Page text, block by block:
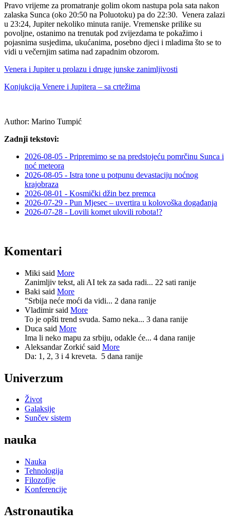
Pravo vrijeme za promatranje golim okom nastupa pola sata nakon
zalaska Sunca (oko 20:50 na Poluotoku) pa do 22:30. Venera zalazi
u 23:24, Jupiter nekoliko minuta ranije. Vremenske prilike su
povoljne, ostanimo na trenutak pod zvijezdama te pokažimo i
pojasnima susjedima, ukućanima, posebno djeci i mladima što se to
vidi u večernjim satima nad zapadnim obzorom.
Venera i Jupiter u prolazu i druge junske zanimljivosti
Konjukcija Venere i Jupitera – sa crtežima
Author: Marino Tumpić
Zadnji tekstovi:
2026-08-05 - Pripremimo se na predstojeću pomrčinu Sunca i
noć meteora
2026-08-05 - Istra tone u potpunu devastaciju noćnog
krajobraza
2026-08-01 - Kosmički džin bez premca
2026-07-29 - Pun Mjesec – uvertira u kolovoška događanja
2026-07-28 - Lovili komet ulovili robota!?
Komentari
Miki said More
Zanimljiv tekst, ali AI tek za sada radi... 22 sati ranije
Baki said More
"Srbija neće moći da vidi... 2 dana ranije
Vladimir said More
To je opšti trend svuda. Samo neka... 3 dana ranije
Duca said More
Ima li neko mapu za srbiju, odakle će... 4 dana ranije
Aleksandar Zorkić said More
Da: 1, 2, 3 i 4 kreveta. 5 dana ranije
Univerzum
Život
Galaksije
Sunčev sistem
nauka
Nauka
Tehnologija
Filozofije
Konferencije
Astronautika